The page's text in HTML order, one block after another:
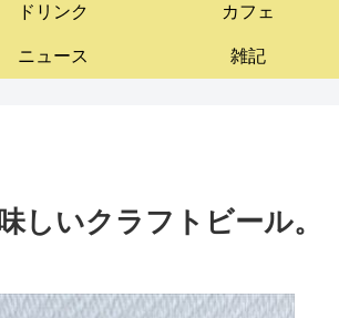
ドリンク カフェ
ニュース 雑記
しいクラフトビール。